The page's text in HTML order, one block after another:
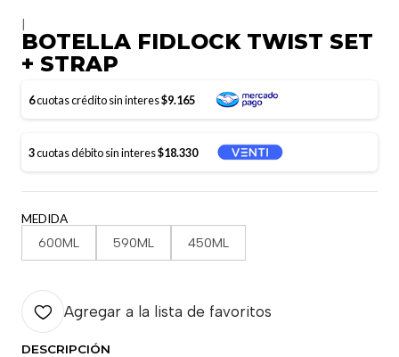
BOTELLA FIDLOCK TWIST SET
+ STRAP
6cuotas crédito sin interes$9.165
3cuotas débito sin interes$18.330
MEDIDA
600ML 590ML 450ML
Agregar a la lista de favoritos
DESCRIPCIÓN